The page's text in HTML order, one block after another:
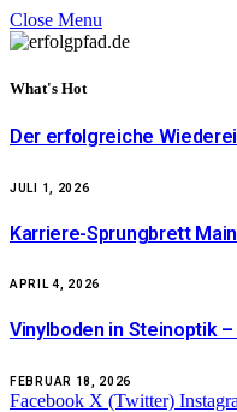
Close Menu
What's Hot
Der erfolgreiche
JULI 1, 2026
Karriere-Sprungbrett
APRIL 4, 2026
Vinylboden in Steinoptik
FEBRUAR 18, 2026
Facebook X (Twitter)